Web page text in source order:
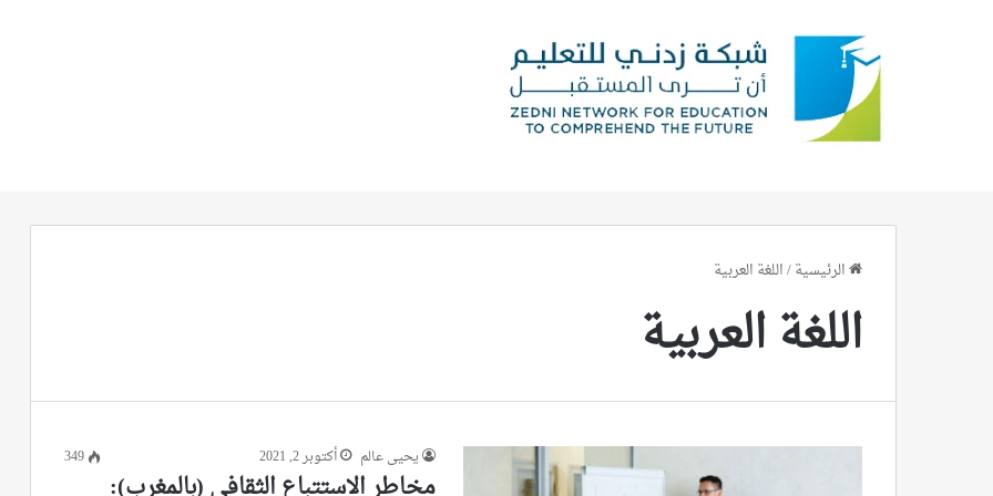
الرئيسية/اللغة العربية
اللغة العربية
يحيى عالم أكتوبر 2, 2021 349